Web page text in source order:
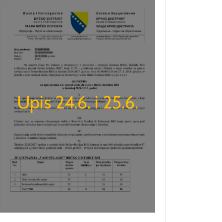
Upis 24.6. i 25.6.